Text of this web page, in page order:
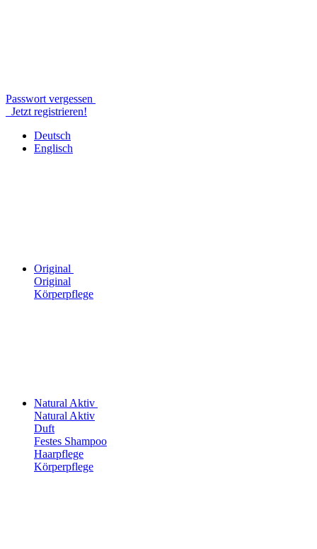
Passwort vergessen
Jetzt registrieren!
Deutsch
Englisch
Original
Original
Körperpflege
Natural Aktiv
Natural Aktiv
Duft
Festes Shampoo
Haarpflege
Körperpflege